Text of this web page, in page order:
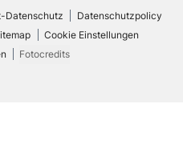
Datenschutz
Datenschutzpolicy
Cookie Einstellungen
Fotocredits